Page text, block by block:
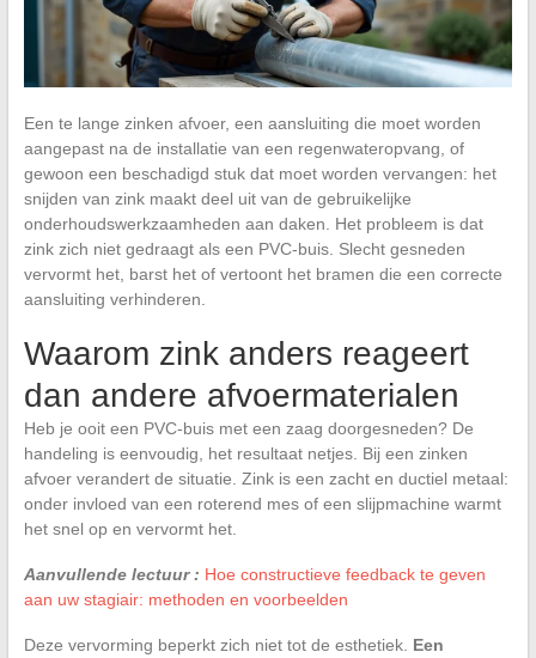
Een te lange zinken afvoer, een aansluiting die moet worden
aangepast na de installatie van een regenwateropvang, of
gewoon een beschadigd stuk dat moet worden vervangen: het
snijden van zink maakt deel uit van de gebruikelijke
onderhoudswerkzaamheden aan daken. Het probleem is dat
zink zich niet gedraagt als een PVC-buis. Slecht gesneden
vervormt het, barst het of vertoont het bramen die een correcte
aansluiting verhinderen.
Waarom zink anders reageert
dan andere afvoermaterialen
Heb je ooit een PVC-buis met een zaag doorgesneden? De
handeling is eenvoudig, het resultaat netjes. Bij een zinken
afvoer verandert de situatie. Zink is een zacht en ductiel metaal:
onder invloed van een roterend mes of een slijpmachine warmt
het snel op en vervormt het.
Aanvullende lectuur : Hoe constructieve feedback te geven
aan uw stagiair: methoden en voorbeelden
Deze vervorming beperkt zich niet tot de esthetiek. Een